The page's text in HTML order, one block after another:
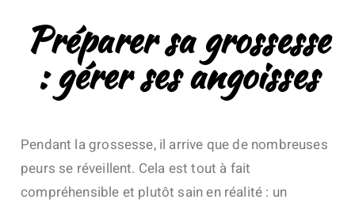
Préparer sa grossesse
: gérer ses angoisses
Pendant la grossesse, il arrive que de nombreuses
peurs se réveillent. Cela est tout à fait
compréhensible et plutôt sain en réalité : un